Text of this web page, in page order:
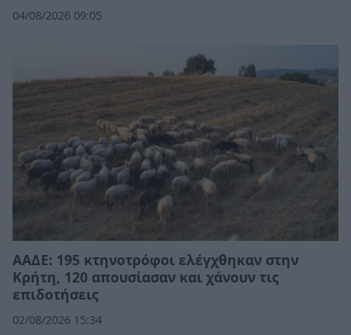
04/08/2026 09:05
ΑΑΔΕ: 195 κτηνοτρόφοι ελέγχθηκαν στην
Κρήτη, 120 απουσίασαν και χάνουν τις
επιδοτήσεις
02/08/2026 15:34